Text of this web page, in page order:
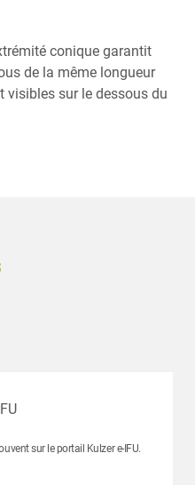
conique garantit
de la même longueur
visibles sur le dessous du
sur le portail Kulzer e-IFU.